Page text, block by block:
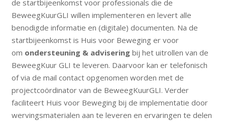
de startbijeenkomst voor professionals die de
BeweegKuurGLI willen implementeren en levert alle
benodigde informatie en (digitale) documenten. Na de
startbijeenkomst is Huis voor Beweging er voor
om ondersteuning & adviseringbij het uitrollen van de
BeweegKuur GLI te leveren. Daarvoor kan er telefonisch
of via de mail contact opgenomen worden met de
projectcoördinator van de BeweegKuurGLI. Verder
faciliteert Huis voor Beweging bij de implementatie door
wervingsmaterialen aan te leveren en ervaringen te delen